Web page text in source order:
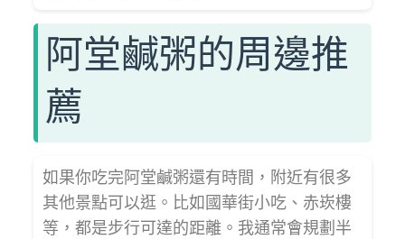
阿堂鹹粥的周邊推
薦
如果你吃完阿堂鹹粥還有時間，附近有很多
其他景點可以逛。比如國華街小吃、赤崁樓
等，都是步行可達的距離。我通常會規劃半